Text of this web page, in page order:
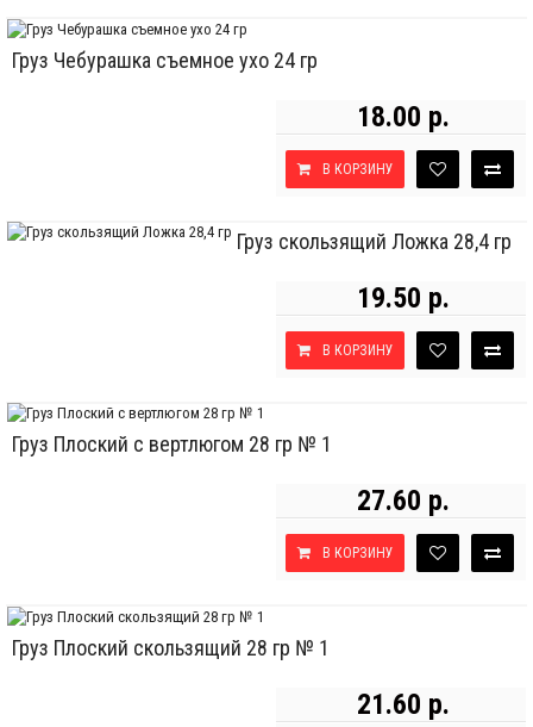
Груз Чебурашка съемное ухо 24 гр
18.00 р.
В КОРЗИНУ
Груз скользящий Ложка 28,4 гр
19.50 р.
В КОРЗИНУ
Груз Плоский с вертлюгом 28 гр № 1
27.60 р.
В КОРЗИНУ
Груз Плоский скользящий 28 гр № 1
21.60 р.